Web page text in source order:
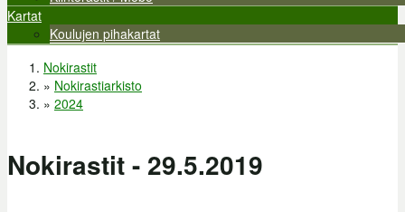
Kartat
Koulujen pihakartat
Olet täällä
Nokirastit
» Nokirastiarkisto
» 2024
Nokirastit - 29.5.2019